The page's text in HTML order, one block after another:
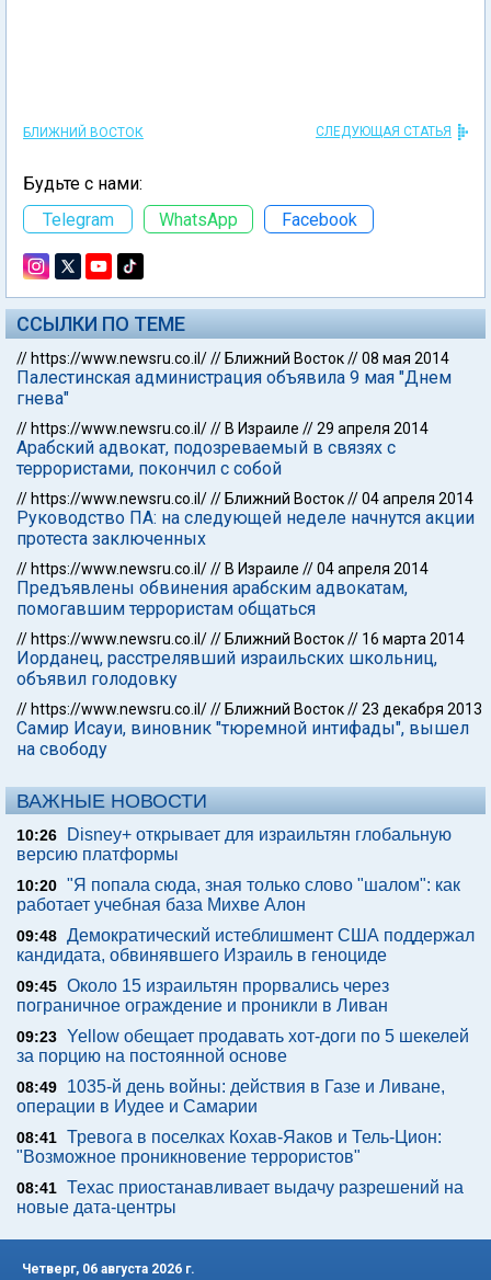
БЛИЖНИЙ ВОСТОК СЛЕДУЮЩАЯ СТАТЬЯ
Будьте с нами:
Telegram
WhatsApp Facebook
ССЫЛКИ ПО ТЕМЕ
// https://www.newsru.co.il/// Ближний Восток//08 мая 2014
Палестинская администрация объявила 9 мая "Днем
гнева"
// https://www.newsru.co.il/// В Израиле //29 апреля 2014
Арабский адвокат, подозреваемый в связях с
террористами, покончил с собой
// https://www.newsru.co.il/// Ближний Восток//04 апреля 2014
Руководство ПА: на следующей неделе начнутся акции
протеста заключенных
// https://www.newsru.co.il/// В Израиле //04 апреля 2014
Предъявлены обвинения арабским адвокатам,
помогавшим террористам общаться
// https://www.newsru.co.il/// Ближний Восток// 16 марта 2014
Иорданец, расстрелявший израильских школьниц,
объявил голодовку
// https://www.newsru.co.il/// Ближний Восток//23 декабря 2013
Самир Исауи, виновник "тюремной интифады", вышел
на свободу
ВАЖНЫЕ НОВОСТИ
10:26
Disney+ открывает для израильтян глобальную
версию платформы
10:20 "Я попала сюда, зная только слово "шалом": как
работает учебная база Михве Алон
09:48 Демократический истеблишмент США поддержал
кандидата, обвинявшего Израиль в геноциде
09:45 Около 15 израильтян прорвались через
пограничное ограждение и проникли в Ливан
09:23 Yellow обещает продавать хот-доги по 5 шекелей
за порцию на постоянной основе
08:49
1035-й день войны: действия в Газе и Ливане,
операции в Иудее и Самарии
08:41 Тревога в поселках Кохав-Яаков и Тель-Цион:
"Возможное проникновение террористов"
08:41 Техас приостанавливает выдачу разрешений на
новые дата-центры
Четверг, 06 августа 2026 г.